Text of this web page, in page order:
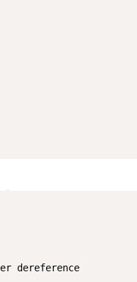
dereference